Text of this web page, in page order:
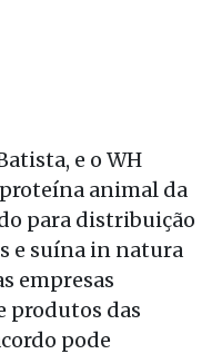
e o WH
animal da
para distribuição
e suína in natura
empresas
produtos das
pode